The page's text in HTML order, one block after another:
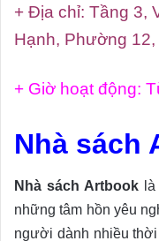
+ Địa chỉ: Tầng 3,
Hạnh, Phường 12,
+ Giờ hoạt động:
Nhà sách
Nhà sách Artbooklà
những tâm hồn yêu
người dành nhiều